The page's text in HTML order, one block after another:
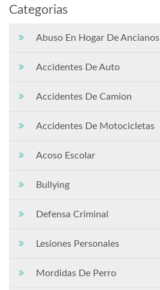
Categorias
Abuso En Hogar De Ancianos
Accidentes De Auto
Accidentes De Camion
Accidentes De Motocicletas
Acoso Escolar
Bullying
Defensa Criminal
Lesiones Personales
Mordidas De Perro